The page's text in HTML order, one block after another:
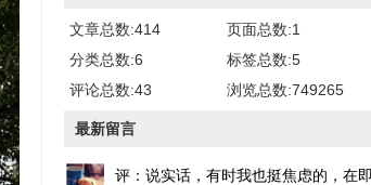
文章总数:414
页面总数:1
分类总数:6
标签总数:5
评论总数:43
浏览总数:749265
最新留言
评：说实话，有时我也挺焦虑的，在